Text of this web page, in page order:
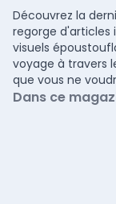
Découvrez la
regorge d'articles
visuels
voyage à travers
que vous ne
Dans ce